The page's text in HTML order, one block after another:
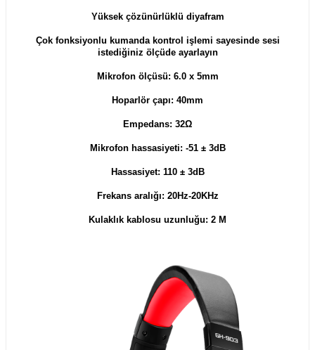
Yüksek çözünürlüklü diyafram
Çok fonksiyonlu kumanda kontrol işlemi sayesinde sesi
istediğiniz ölçüde ayarlayın
Mikrofon ölçüsü: 6.0 x 5mm
Hoparlör çapı: 40mm
Empedans: 32Ω
Mikrofon hassasiyeti: -51 ± 3dB
Hassasiyet: 110 ± 3dB
Frekans aralığı: 20Hz-20KHz
Kulaklık kablosu uzunluğu: 2 M